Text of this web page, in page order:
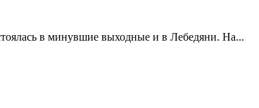
в минувшие выходные и в Лебедяни. На...